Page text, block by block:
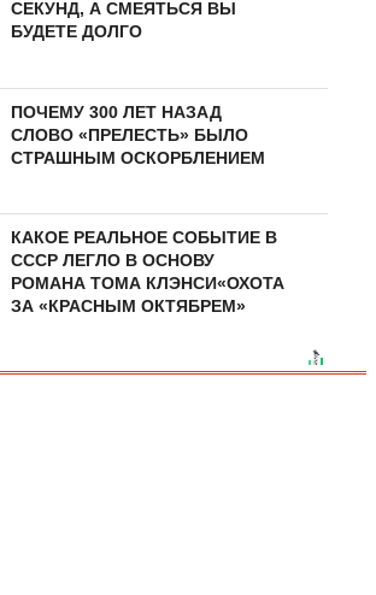
СЕКУНД, А СМЕЯТЬСЯ ВЫ
БУДЕТЕ ДОЛГО
ПОЧЕМУ 300 ЛЕТ НАЗАД
СЛОВО «ПРЕЛЕСТЬ» БЫЛО
СТРАШНЫМ ОСКОРБЛЕНИЕМ
КАКОЕ РЕАЛЬНОЕ СОБЫТИЕ В
СССР ЛЕГЛО В ОСНОВУ
РОМАНА ТОМА КЛЭНСИ«ОХОТА
ЗА «КРАСНЫМ ОКТЯБРЕМ»